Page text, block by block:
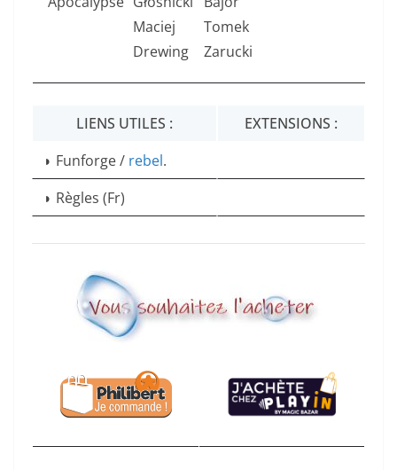
Maciej
Drewing
Tomek
Zarucki
LIENS UTILES :
EXTENSIONS :
◗ Funforge / rebel.
◗ Règles (Fr)